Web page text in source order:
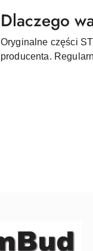
Dlaczego
Oryginalne części
producenta.